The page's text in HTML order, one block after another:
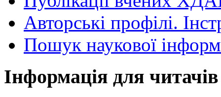
Авторські профілі.
Пошук наукової
Інформація для читачів